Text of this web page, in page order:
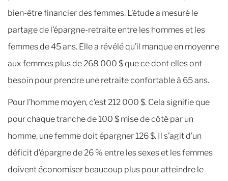
bien-être financier des femmes. L’étude a mesuré le
partage de l’épargne-retraite entre les hommes et les
femmes de 45 ans. Elle a révélé qu’il manque en moyenne
aux femmes plus de 268 000 $ que ce dont elles ont
besoin pour prendre une retraite confortable à 65 ans.
Pour l’homme moyen, c’est 212 000 $. Cela signifie que
pour chaque tranche de 100 $ mise de côté par un
homme, une femme doit épargner 126 $. Il s’agit d’un
déficit d’épargne de 26 % entre les sexes et les femmes
doivent économiser beaucoup plus pour atteindre le